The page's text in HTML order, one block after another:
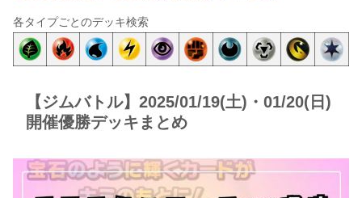
各タイプごとのデッキ検索
【ジムバトル】2025/01/19(土)・01/20(日)
開催優勝デッキまとめ